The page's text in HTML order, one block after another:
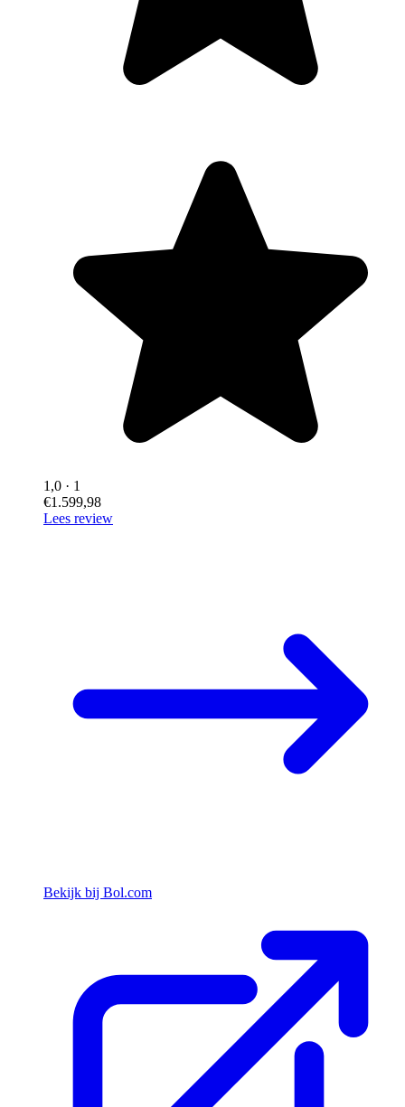
1,0 · 1
€1.599,98
Lees review
Bekijk bij Bol.com